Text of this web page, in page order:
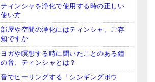
ティンシャを浄化で使用する時の正しい
使い方
部屋や空間の浄化にはティンシャ。ご存
知ですか
ヨガや瞑想する時に聞いたことのある鐘
の音、ティンシャとは？
音でヒーリングする「シンギングボウ